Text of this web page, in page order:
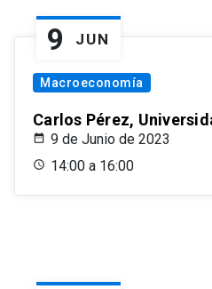
9 JUN
Macroeconomía
Carlos Pérez,
9 de Junio de 2023
14:00 a 16:00